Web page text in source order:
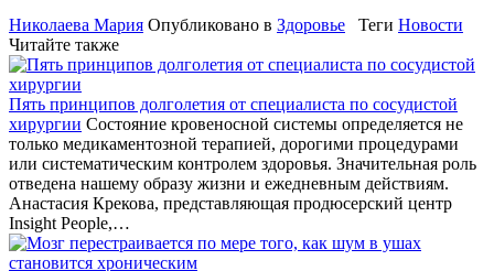
Николаева Мария Опубликовано в Здоровье Теги Новости
Читайте также
Пять принципов долголетия от специалиста по сосудистой
хирургии Состояние кровеносной системы определяется не
только медикаментозной терапией, дорогими процедурами
или систематическим контролем здоровья. Значительная роль
отведена нашему образу жизни и ежедневным действиям.
Анастасия Крекова, представляющая продюсерский центр
Insight People,…